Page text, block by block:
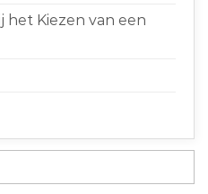
het Kiezen van een